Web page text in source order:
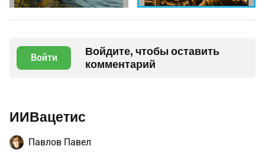
Войти
Войдите, чтобы оставить
комментарий
ИИВацетис
Павлов Павел